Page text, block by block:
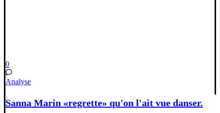
0
Analyse
Sanna Marin «regrette» qu'on l'ait vue danser.